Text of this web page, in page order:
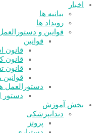
اخبار
بیانیه ها
رویداد ها
قوانین و
قوانین
قانون
قانون
قانون
دستورالعمل
دستور
بخش آموزش
دندانپزشکی
پروتز